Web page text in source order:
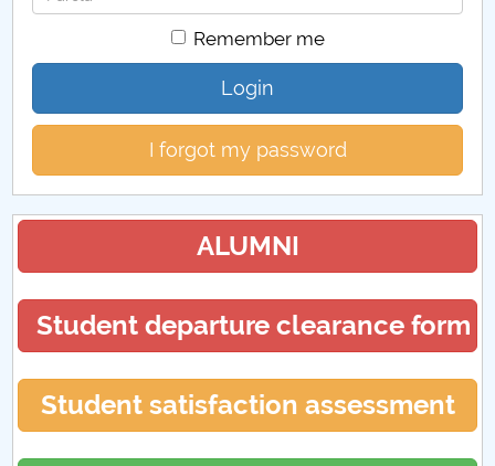
Remember me
Login
I forgot my password
ALUMNI
Student departure clearance form
Student satisfaction assessment